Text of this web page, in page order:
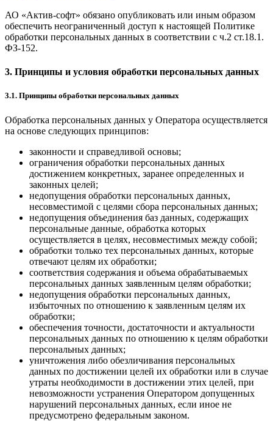
АО «Актив-софт» обязано опубликовать или иным образом
обеспечить неограниченный доступ к настоящей Политике
обработки персональных данных в соответствии с ч.2 ст.18.1.
ФЗ-152.
3. Принципы и условия обработки персональных данных
3.1. Принципы обработки персональных данных
Обработка персональных данных у Оператора осуществляется
на основе следующих принципов:
законности и справедливой основы;
ограничения обработки персональных данных
достижением конкретных, заранее определенных и
законных целей;
недопущения обработки персональных данных,
несовместимой с целями сбора персональных данных;
недопущения объединения баз данных, содержащих
персональные данные, обработка которых
осуществляется в целях, несовместимых между собой;
обработки только тех персональных данных, которые
отвечают целям их обработки;
соответствия содержания и объема обрабатываемых
персональных данных заявленным целям обработки;
недопущения обработки персональных данных,
избыточных по отношению к заявленным целям их
обработки;
обеспечения точности, достаточности и актуальности
персональных данных по отношению к целям обработки
персональных данных;
уничтожения либо обезличивания персональных
данных по достижении целей их обработки или в случае
утраты необходимости в достижении этих целей, при
невозможности устранения Оператором допущенных
нарушений персональных данных, если иное не
предусмотрено федеральным законом.